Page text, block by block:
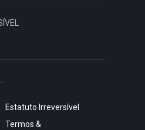
Estatuto Irreversível
Termos &